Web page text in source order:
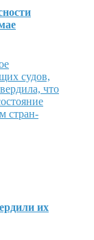
судов,
что
стран-
их